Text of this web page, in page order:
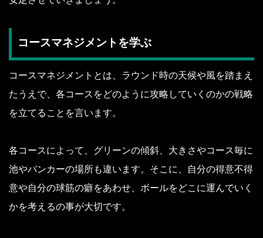
コースマネジメントを学ぶ
コースマネジメントとは、ラウンド時の天候や風を踏まえ
たうえで、各コースをどのように攻略していくのかの戦略
を立てることを言います。
各コースによって、グリーンの傾斜、大きさやコース毎に
池やバンカーの場所も違います。そこに、自分の得意不得
意や自分の球筋の癖をあわせ、ボールをどこに運んでいく
かを考えるの事が大切です。